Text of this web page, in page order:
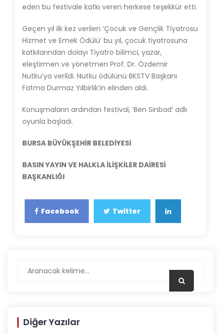
eden bu festivale katkı veren herkese teşekkür etti.
Geçen yıl ilk kez verilen ‘Çocuk ve Gençlik Tiyatrosu
Hizmet ve Emek Ödülü’ bu yıl, çocuk tiyatrosuna
katkılarından dolayı Tiyatro bilimci, yazar,
eleştirmen ve yönetmen Prof. Dr. Özdemir
Nutku’ya verildi. Nutku ödülünü BKSTV Başkanı
Fatma Durmaz Yılbirlik’in elinden aldı.
Konuşmaların ardından festival, ‘Ben Sinbad’ adlı
oyunla başladı.
BURSA BÜYÜKŞEHİR BELEDİYESİ
BASIN YAYIN VE HALKLA İLİŞKİLER DAİRESİ
BAŞKANLIĞI
Facebook Twitter
Diğer Yazılar